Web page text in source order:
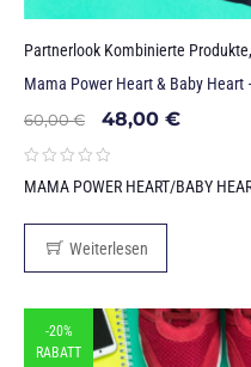
Partnerlook Kombinierte Produkte,
Mama Power Heart & Baby Heart
60,00€ 48,00 €
MAMA POWER HEART/BABY
Weiterlesen
-20%
RABATT